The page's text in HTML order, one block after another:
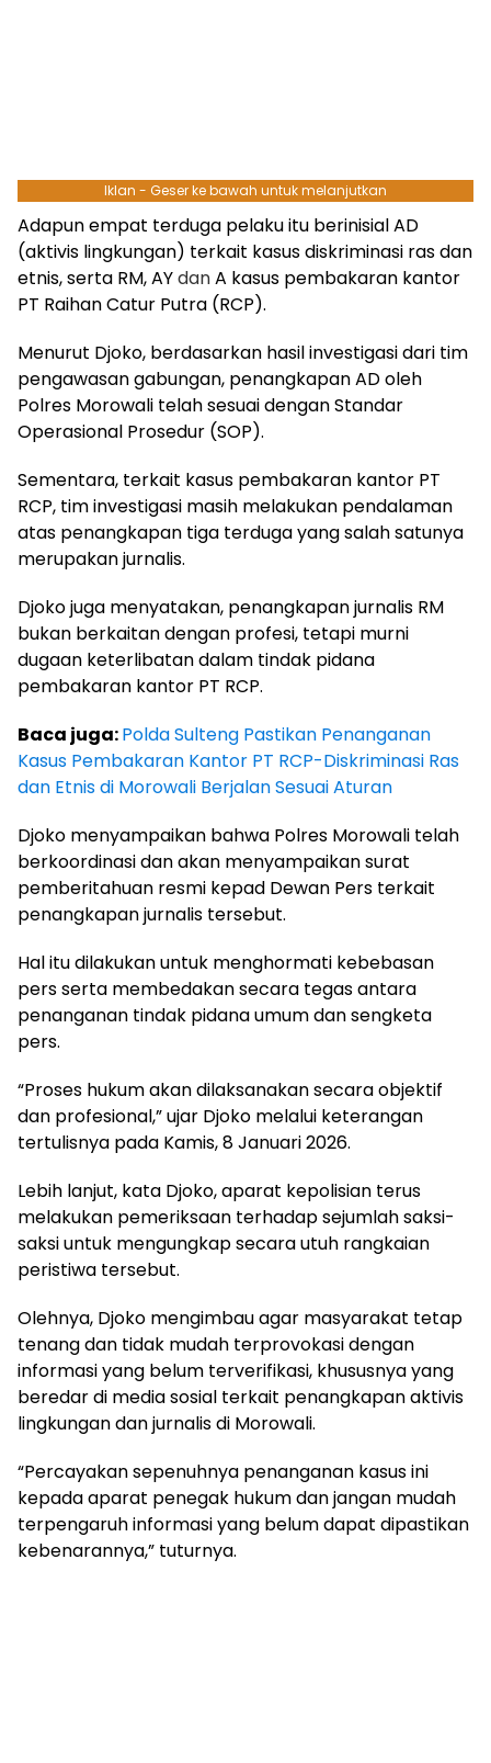
Iklan - Geser ke bawah untuk melanjutkan
Adapun empat terduga pelaku itu berinisial AD
(aktivis lingkungan) terkait kasus diskriminasi ras dan
etnis, serta RM, AYdanA kasus pembakaran kantor
PT Raihan Catur Putra (RCP).
Menurut Djoko, berdasarkan hasil investigasi dari tim
pengawasan gabungan, penangkapan AD oleh
Polres Morowali telah sesuai dengan Standar
Operasional Prosedur (SOP).
Sementara, terkait kasus pembakaran kantor PT
RCP, tim investigasi masih melakukan pendalaman
atas penangkapan tiga terduga yang salah satunya
merupakan jurnalis.
Djoko juga menyatakan, penangkapan jurnalis RM
bukan berkaitan dengan profesi, tetapi murni
dugaan keterlibatan dalam tindak pidana
pembakaran kantor PT RCP.
Baca juga:Polda Sulteng Pastikan Penanganan
Kasus Pembakaran Kantor PT RCP-Diskriminasi Ras
dan Etnis di Morowali Berjalan Sesuai Aturan
Djoko menyampaikan bahwa Polres Morowali telah
berkoordinasi dan akan menyampaikan surat
pemberitahuan resmi kepad Dewan Pers terkait
penangkapan jurnalis tersebut.
Hal itu dilakukan untuk menghormati kebebasan
pers serta membedakan secara tegas antara
penanganan tindak pidana umum dan sengketa
pers.
“Proses hukum akan dilaksanakan secara objektif
dan profesional,” ujar Djoko melalui keterangan
tertulisnya pada Kamis, 8 Januari 2026.
Lebih lanjut, kata Djoko, aparat kepolisian terus
melakukan pemeriksaan terhadap sejumlah saksi-
saksi untuk mengungkap secara utuh rangkaian
peristiwa tersebut.
Olehnya, Djoko mengimbau agar masyarakat tetap
tenang dan tidak mudah terprovokasi dengan
informasi yang belum terverifikasi, khususnya yang
beredar di media sosial terkait penangkapan aktivis
lingkungan dan jurnalis di Morowali.
“Percayakan sepenuhnya penanganan kasus ini
kepada aparat penegak hukum dan jangan mudah
terpengaruh informasi yang belum dapat dipastikan
kebenarannya,” tuturnya.